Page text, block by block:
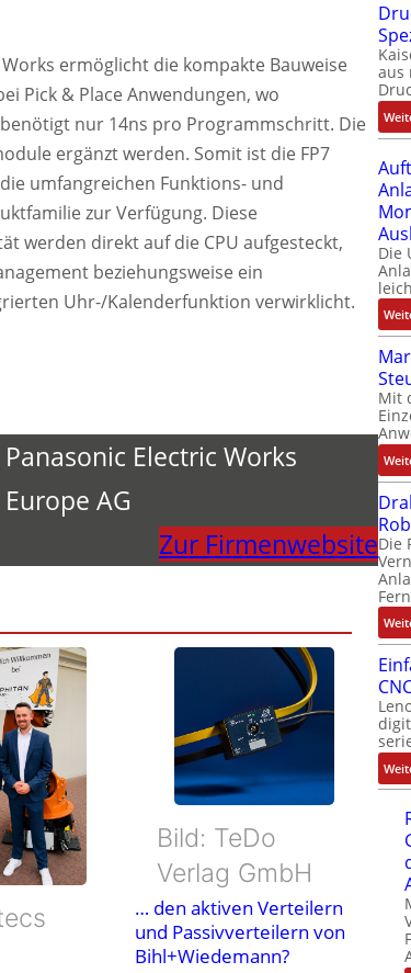
ermöglicht die kompakte Bauweise
Pick & Place Anwendungen, wo
nur 14ns pro Programmschritt. Die
ergänzt werden. Somit ist die FP7
umfangreichen Funktions- und
zur Verfügung. Diese
werden direkt auf die CPU aufgesteckt,
beziehungsweise ein
Uhr-/Kalenderfunktion verwirklicht.
Panasonic Electric Works
Europe AG
Zur Firmenwebsite
Bild: TeDo
Verlag GmbH
… den aktiven Verteilern
und Passivverteilern von
Bihl+Wiedemann?
aus
Die
Mit
Die